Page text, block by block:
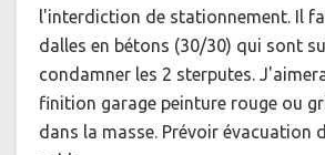
l'interdiction de stationnement. Il
dalles en bétons (30/30) qui sont
condamner les 2 sterputes.
finition garage peinture rouge ou
dans la masse. Prévoir évacuation